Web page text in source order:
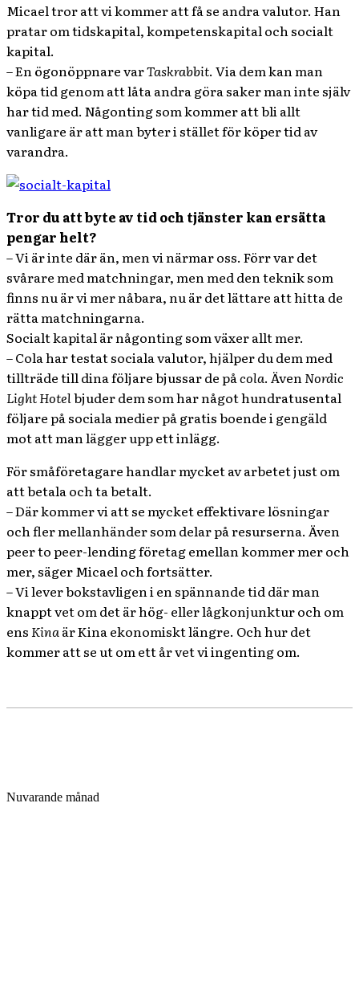
Micael tror att vi kommer att få se andra valutor. Han
pratar om tidskapital, kompetenskapital och socialt
kapital.
– En ögonöppnare varTaskrabbit. Via dem kan man
köpa tid genom att låta andra göra saker man inte själv
har tid med. Någonting som kommer att bli allt
vanligare är att man byter i stället för köper tid av
varandra.
Tror du att byte av tid och tjänster kan ersätta
pengar helt?
– Vi är inte där än, men vi närmar oss. Förr var det
svårare med matchningar, men med den teknik som
finns nu är vi mer nåbara, nu är det lättare att hitta de
rätta matchningarna.
Socialt kapital är någonting som växer allt mer.
– Cola har testat sociala valutor, hjälper du dem med
tillträde till dina följare bjussar de påcola. ÄvenNordic
Light Hotelbjuder dem som har något hundratusental
följare på sociala medier på gratis boende i gengäld
mot att man lägger upp ett inlägg.
För småföretagare handlar mycket av arbetet just om
att betala och ta betalt.
– Där kommer vi att se mycket effektivare lösningar
och fler mellanhänder som delar på resurserna. Även
peer to peer-lending företag emellan kommer mer och
mer, säger Micael och fortsätter.
– Vi lever bokstavligen i en spännande tid där man
knappt vet om det är hög- eller lågkonjunktur och om
ensKinaär Kina ekonomiskt längre. Och hur det
kommer att se ut om ett år vet vi ingenting om.
Nuvarande månad